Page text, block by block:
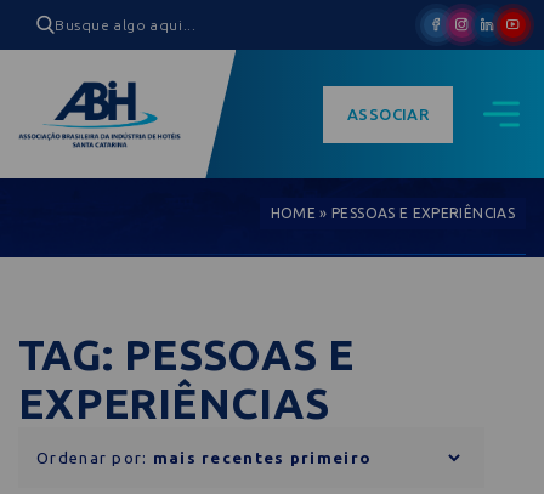
ASSOCIAR
HOME »PESSOAS E EXPERIÊNCIAS
TAG: PESSOAS E
EXPERIÊNCIAS
Ordenar por: